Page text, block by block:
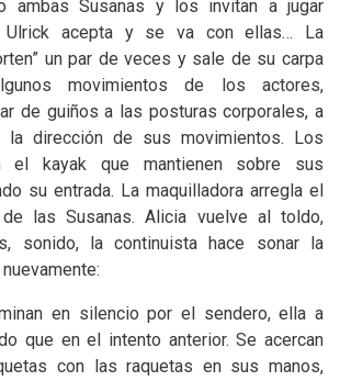
ambas Susanas y los invitan a jugar
Ulrick acepta y se va con ellas… La
un par de veces y sale de su carpa
movimientos de los actores,
de guiños a las posturas corporales, a
dirección de sus movimientos. Los
el kayak que mantienen sobre sus
su entrada. La maquilladora arregla el
las Susanas. Alicia vuelve al toldo,
sonido, la continuista hace sonar la
en silencio por el sendero, ella a
que en el intento anterior. Se acercan
con las raquetas en sus manos,